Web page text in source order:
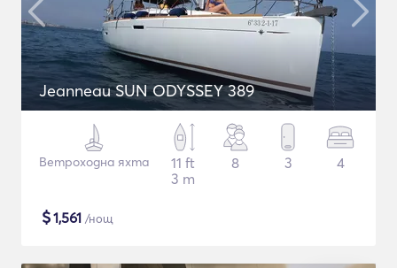
Jeanneau SUN ODYSSEY 389
Ветроходна яхта
11 ft
3 m
8 3 4
$1,561 /нощ